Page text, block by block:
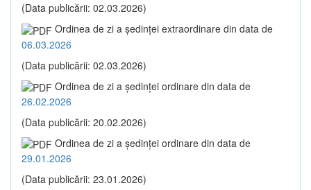
(Data publicării: 02.03.2026)
Ordinea de zi a şedinţei extraordinare din data de
06.03.2026
(Data publicării: 02.03.2026)
Ordinea de zi a şedinţei ordinare din data de
26.02.2026
(Data publicării: 20.02.2026)
Ordinea de zi a şedinţei ordinare din data de
29.01.2026
(Data publicării: 23.01.2026)